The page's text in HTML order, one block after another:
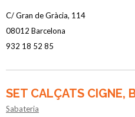
C/ Gran de Gràcia, 114
08012 Barcelona
932 18 52 85
SET CALÇATS
Sabateria